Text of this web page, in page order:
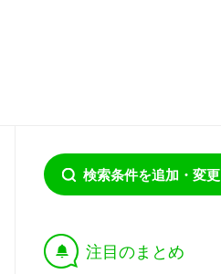
検索条件を追加・変更
† 注目のまとめ